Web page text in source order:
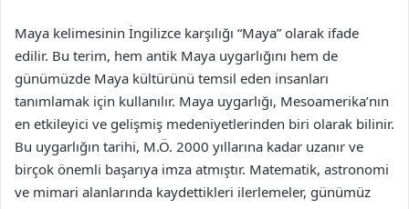
Maya kelimesinin İngilizce karşılığı “Maya” olarak ifade
edilir. Bu terim, hem antik Maya uygarlığını hem de
günümüzde Maya kültürünü temsil eden insanları
tanımlamak için kullanılır. Maya uygarlığı, Mesoamerika’nın
en etkileyici ve gelişmiş medeniyetlerinden biri olarak bilinir.
Bu uygarlığın tarihi, M.Ö. 2000 yıllarına kadar uzanır ve
birçok önemli başarıya imza atmıştır. Matematik, astronomi
ve mimari alanlarında kaydettikleri ilerlemeler, günümüz